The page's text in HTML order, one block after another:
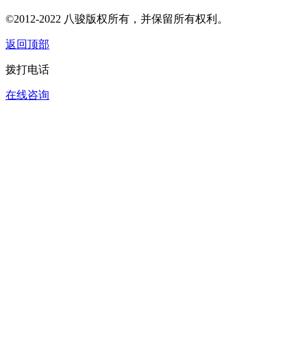
©2012-2022 八骏版权所有，并保留所有权利。
返回顶部
拨打电话
在线咨询